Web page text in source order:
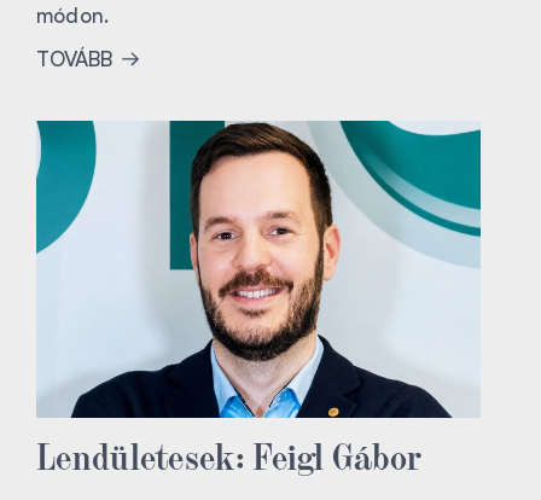
módon.
TOVÁBB
Lendületesek: Feigl Gábor